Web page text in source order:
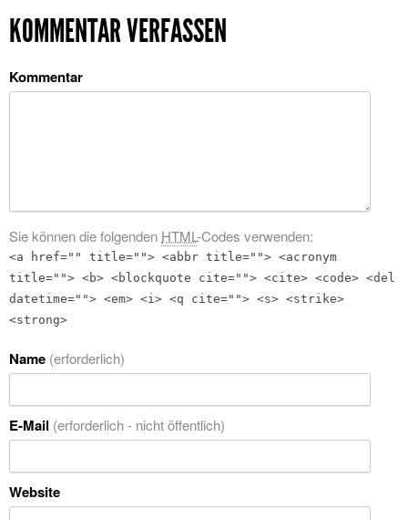
KOMMENTAR VERFASSEN
Kommentar
Sie können die folgenden HTML-Codes verwenden:
<a href="" title=""> <abbr title=""> <acronym
title=""> <b> <blockquote cite=""> <cite> <code> <del
datetime=""> <em> <i> <q cite=""> <s> <strike>
<strong>
Name (erforderlich)
E-Mail (erforderlich - nicht öffentlich)
Website